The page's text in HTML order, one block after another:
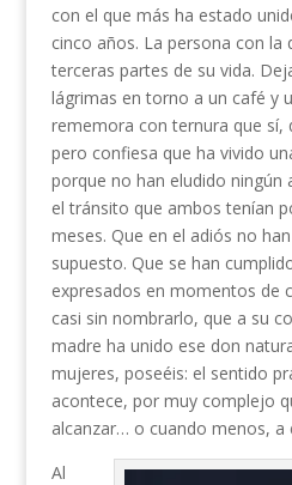
con el que más ha estado
cinco años. La persona con
terceras partes de su vida.
lágrimas en torno a un café y
rememora con ternura que sí,
pero confiesa que ha vivido
porque no han eludido ningún
el tránsito que ambos tenían
meses. Que en el adiós no
supuesto. Que se han
expresados en momentos de
casi sin nombrarlo, que a su
madre ha unido ese don
mujeres, poseéis: el sentido
acontece, por muy complejo
alcanzar… o cuando menos, a
Al